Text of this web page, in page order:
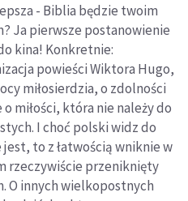
- Biblia będzie twoim
Ja pierwsze postanowienie
kina! Konkretnie:
powieści Wiktora Hugo,
miłosierdzia, o zdolności
miłości, która nie należy do
I choć polski widz do
to z łatwością wniknie w
rzeczywiście przeniknięty
O innych wielkopostnych